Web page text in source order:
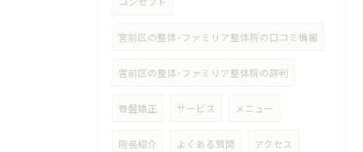
宮前区の整体･ファミリア整体院の口コミ情報
宮前区の整体･ファミリア整体院の評判
骨盤矯正 サービス メニュー
院長紹介 よくある質問 アクセス